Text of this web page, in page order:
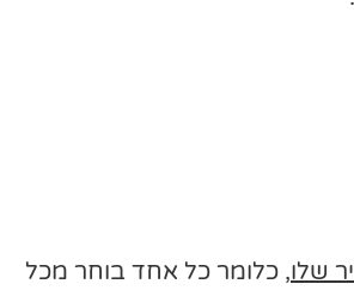
שלו, כלומר כל אחד בוחר מכל